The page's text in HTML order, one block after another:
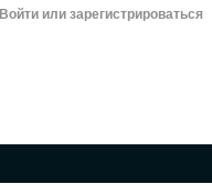
Войти или зарегистрироваться